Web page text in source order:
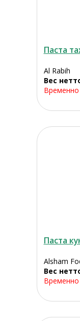
Паста
Al Rabih
Вес
Временно
Паста
Alsham
Вес
Временно